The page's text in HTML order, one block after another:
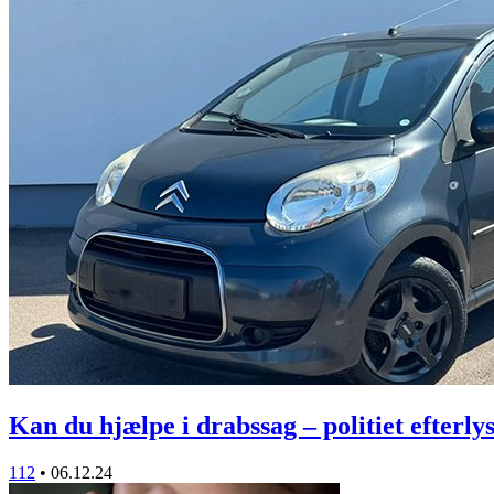
Kan du hjælpe i drabssag – politiet
112 • 06.12.24